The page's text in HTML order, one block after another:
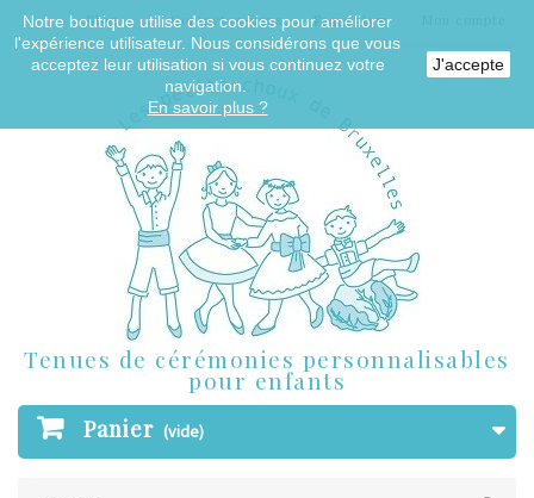
Français
Contactez-nous
Blog
Panier (vide)
Tenues de cérémonies personnalisables
pour enfants
Notre boutique utilise des cookies pour améliorer
l'expérience utilisateur. Nous considérons que vous
acceptez leur utilisation si vous continuez votre
navigation.
En savoir plus ?
J'accepte